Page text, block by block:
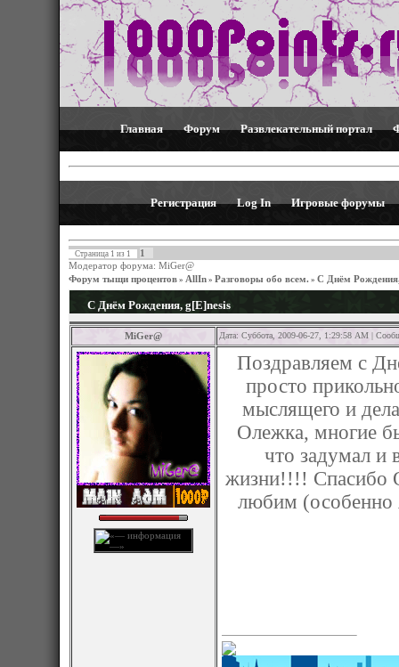
Главная Форум Развлекательный портал
Регистрация Log In Игровые форумы
Страница 1 из 1
1
Модератор форума: MiGer@
Форум тыщи процентов » AllIn » Разговоры обо всем. » С Днём
С Днём Рождения, g[E]nesis
MiGer@ Дата: Суббота, 2009-06-27, 1:29:58 AM |
Поздравляем с
просто
мыслящего и
Олежка, многие
что задумал и
жизни!!!! Спасибо
любим (особенно